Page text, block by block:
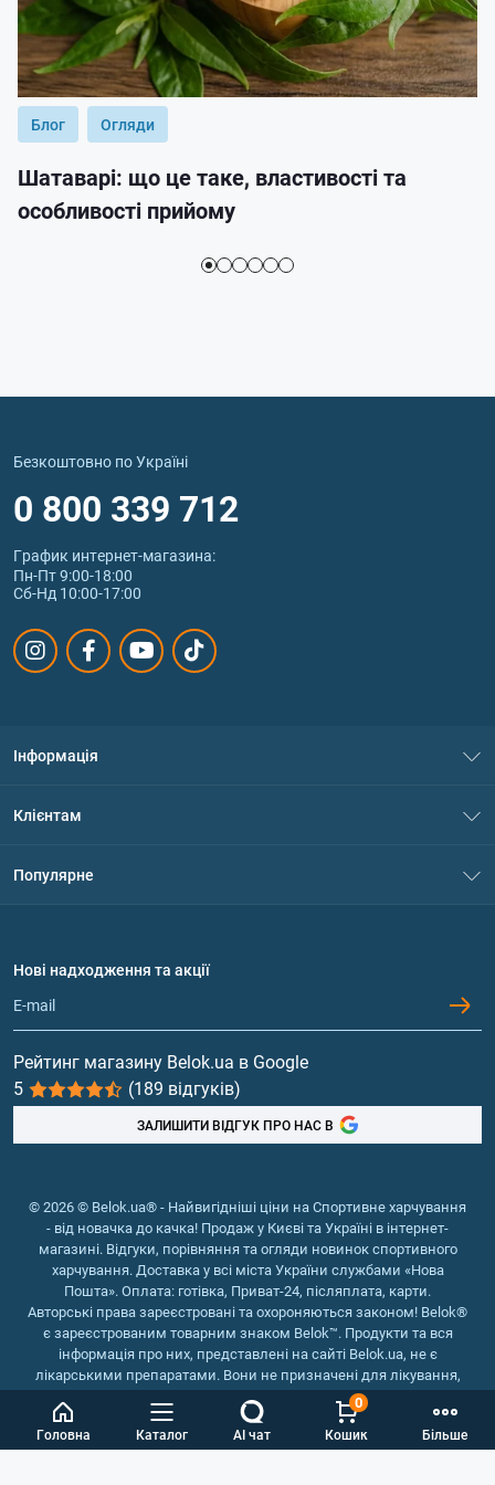
Головна Каталог AI чат Кошик
0
Більше
Блог Огляди
Шатаварі: що це таке, властивості та
особливості прийому
Безкоштовно по Україні
0 800 339 712
График интернет‑магазина:
Пн-Пт 9:00-18:00
Сб-Нд 10:00-17:00
Інформація
Політика конфіденційності
Обмін та повернення
Клієнтам
Популярне
Протеїн
Гейнери
Вітаміни та мінерали
Риб'ячий жир, жирні кислоти
Нові надходження та акції
Рейтинг магазину Belok.ua в Google
5
(189 відгуків)
ЗАЛИШИТИ ВІДГУК ПРО НАС В
© 2026 © Belok.ua® - Найвигідніші ціни на Спортивне харчування
- від новачка до качка! Продаж у Києві та Україні в інтернет-
магазині. Відгуки, порівняння та огляди новинок спортивного
харчування. Доставка у всі міста України службами «Нова
Пошта». Оплата: готівка, Приват-24, післяплата, карти.
Авторські права зареєстровані та охороняються законом! Belok®
є зареєстрованим товарним знаком Belok™. Продукти та вся
інформація про них, представлені на сайті Belok.ua, не є
лікарськими препаратами. Вони не призначені для лікування,
зняття симптомів та запобігання хворобам.
Інтернет магазин Belok.ua
Інтернет магазин спортивного
харчування